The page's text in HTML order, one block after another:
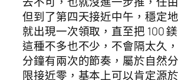
但到了第四天接近中午，穩定
就出現一次領取，直至把 100
這種不多也不少，不會隔太久
分鐘有兩次的節奏，屬於自然
限接近零，基本上可以肯定源